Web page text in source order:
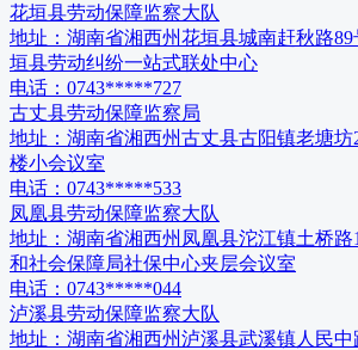
花垣县劳动保障监察大队
地址： 湖南省湘西州花垣县城南赶秋路
垣县劳动纠纷一站式联处中心
电话： 0743*****727
古丈县劳动保障监察局
地址： 湖南省湘西州古丈县古阳镇老塘坊
楼小会议室
电话： 0743*****533
凤凰县劳动保障监察大队
地址： 湖南省湘西州凤凰县沱江镇土桥
和社会保障局社保中心夹层会议室
电话： 0743*****044
泸溪县劳动保障监察大队
地址： 湖南省湘西州泸溪县武溪镇人民